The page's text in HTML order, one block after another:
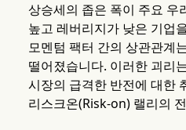
상승세의 좁은 폭이 주요 우
높고 레버리지가 낮은 기업
모멘텀 팩터 간의 상관관계
떨어졌습니다. 이러한 괴리
시장의 급격한 반전에 대한
리스크온(Risk-on) 랠리의